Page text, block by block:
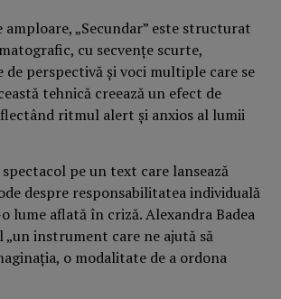
„Secundar” este structurat
cu secvențe scurte,
de perspectivă și voci multiple care se
tehnică creează un efect de
ritmul alert și anxios al lumii
spectacol pe un text care lansează
despre responsabilitatea individuală
lume aflată în criză. Alexandra Badea
„un instrument care ne ajută să
o modalitate de a ordona